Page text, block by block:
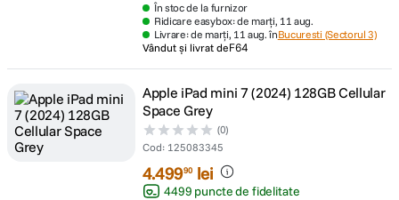
În stoc de la furnizor
Ridicare easybox: de marți, 11 aug.
Livrare: de marți, 11 aug. înBucuresti (Sectorul 3)
Vândut și livrat deF64
Apple iPad mini 7 (2024) 128GB Cellular
Space Grey
(0)
Cod: 125083345
4.49990 lei
4499 puncte de fidelitate